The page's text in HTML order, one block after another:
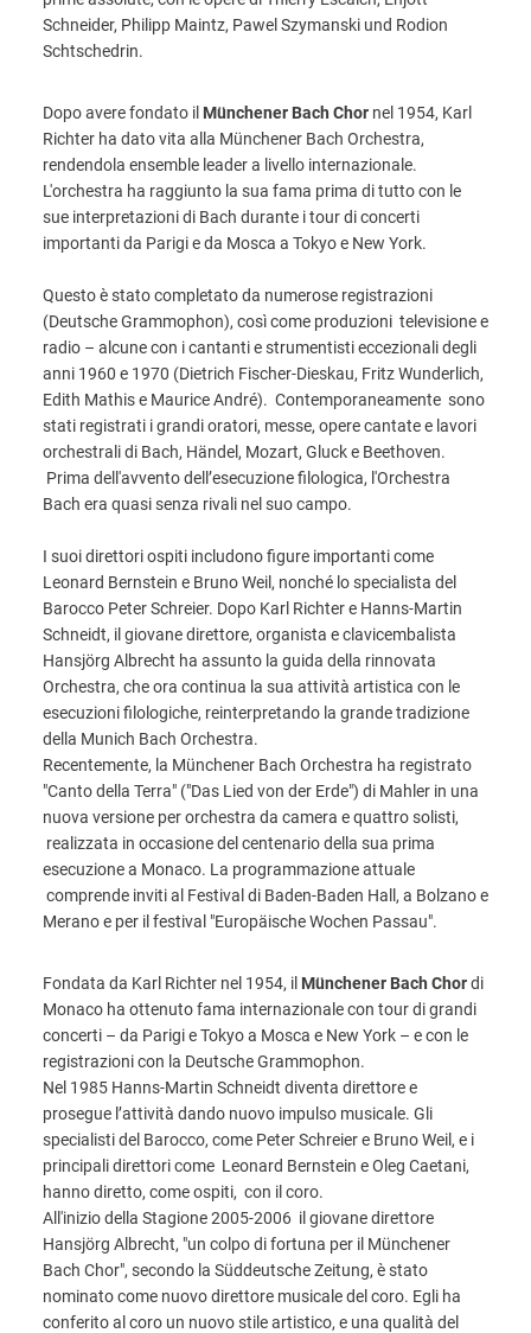
Schneider, Philipp Maintz, Pawel Szymanski und Rodion
Schtschedrin.
Dopo avere fondato il Münchener Bach Chor nel 1954, Karl
Richter ha dato vita alla Münchener Bach Orchestra,
rendendola ensemble leader a livello internazionale.
L'orchestra ha raggiunto la sua fama prima di tutto con le
sue interpretazioni di Bach durante i tour di concerti
importanti da Parigi e da Mosca a Tokyo e New York.
Questo è stato completato da numerose registrazioni
(Deutsche Grammophon), così come produzioni televisione e
radio – alcune con i cantanti e strumentisti eccezionali degli
anni 1960 e 1970 (Dietrich Fischer-Dieskau, Fritz Wunderlich,
Edith Mathis e Maurice André). Contemporaneamente sono
stati registrati i grandi oratori, messe, opere cantate e lavori
orchestrali di Bach, Händel, Mozart, Gluck e Beethoven.
Prima dell'avvento dell’esecuzione filologica, l'Orchestra
Bach era quasi senza rivali nel suo campo.
I suoi direttori ospiti includono figure importanti come
Leonard Bernstein e Bruno Weil, nonché lo specialista del
Barocco Peter Schreier. Dopo Karl Richter e Hanns-Martin
Schneidt, il giovane direttore, organista e clavicembalista
Hansjörg Albrecht ha assunto la guida della rinnovata
Orchestra, che ora continua la sua attività artistica con le
esecuzioni filologiche, reinterpretando la grande tradizione
della Munich Bach Orchestra.
Recentemente, la Münchener Bach Orchestra ha registrato
"Canto della Terra" ("Das Lied von der Erde") di Mahler in una
nuova versione per orchestra da camera e quattro solisti,
realizzata in occasione del centenario della sua prima
esecuzione a Monaco. La programmazione attuale
comprende inviti al Festival di Baden-Baden Hall, a Bolzano e
Merano e per il festival "Europäische Wochen Passau".
Fondata da Karl Richter nel 1954, il Münchener Bach Chordi
Monaco ha ottenuto fama internazionale con tour di grandi
concerti – da Parigi e Tokyo a Mosca e New York – e con le
registrazioni con la Deutsche Grammophon.
Nel 1985 Hanns-Martin Schneidt diventa direttore e
prosegue l’attività dando nuovo impulso musicale. Gli
specialisti del Barocco, come Peter Schreier e Bruno Weil, e i
principali direttori come Leonard Bernstein e Oleg Caetani,
hanno diretto, come ospiti, con il coro.
All'inizio della Stagione 2005-2006 il giovane direttore
Hansjörg Albrecht, "un colpo di fortuna per il Münchener
Bach Chor", secondo la Süddeutsche Zeitung, è stato
nominato come nuovo direttore musicale del coro. Egli ha
conferito al coro un nuovo stile artistico, e una qualità del